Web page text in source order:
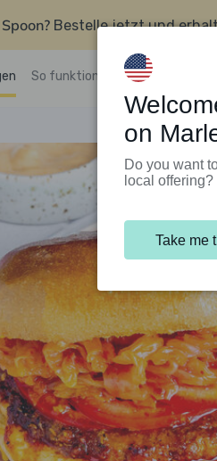
Bestelle jetzt und
So funktioniert’s
on
Do you want
local offering?
Take me